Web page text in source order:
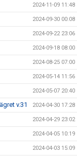
2024-11-09 11:48
2024-09-30 00:08
2024-09-22 23:06
2024-09-18 08:00
2024-08-25 07:00
2024-05-14 11:56
2024-05-07 20:40
v.31 2024-04-30 17:28
2024-04-29 23:02
2024-04-05 10:19
2024-04-03 15:09